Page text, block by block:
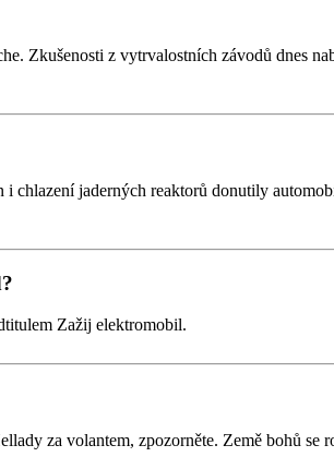
Zkušenosti z vytrvalostních závodů dnes
jaderných reaktorů donutily
Zažij elektromobil.
za volantem, zpozorněte. Země bohů se